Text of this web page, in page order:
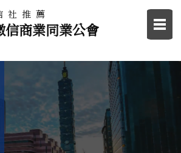
社推薦
信商業同業公會